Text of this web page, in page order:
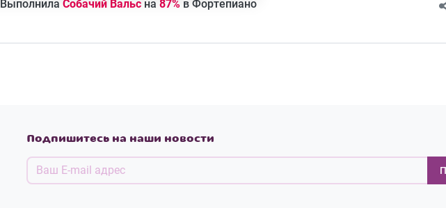
Выполнила Собачий Вальс на 87% в Фортепиано
Подпишитесь на наши новости